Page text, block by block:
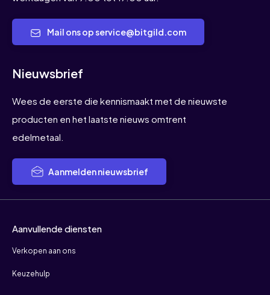
Mail ons op service@bitgild.com
Nieuwsbrief
Wees de eerste die kennismaakt met de nieuwste
producten en het laatste nieuws omtrent
edelmetaal.
Aanmelden nieuwsbrief
Aanvullende diensten
Verkopen aan ons
Keuzehulp